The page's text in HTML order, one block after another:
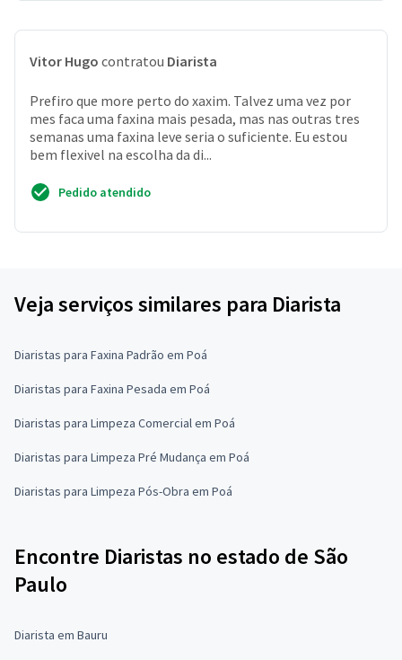
Vitor Hugo contratou Diarista
Prefiro que more perto do xaxim. Talvez uma vez por
mes faca uma faxina mais pesada, mas nas outras tres
semanas uma faxina leve seria o suficiente. Eu estou
bem flexivel na escolha da di...
Pedido atendido
Veja serviços similares para Diarista
Diaristas para Faxina Padrão em Poá
Diaristas para Faxina Pesada em Poá
Diaristas para Limpeza Comercial em Poá
Diaristas para Limpeza Pré Mudança em Poá
Diaristas para Limpeza Pós-Obra em Poá
Encontre Diaristas no estado de São
Paulo
Diarista em Bauru